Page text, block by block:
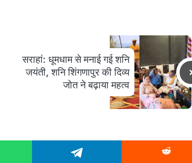
सराहां: धूमधाम से मनाई गई शनि
जयंती, शनि शिंगणापुर की दिव्य
जोत ने बढ़ाया महत्व